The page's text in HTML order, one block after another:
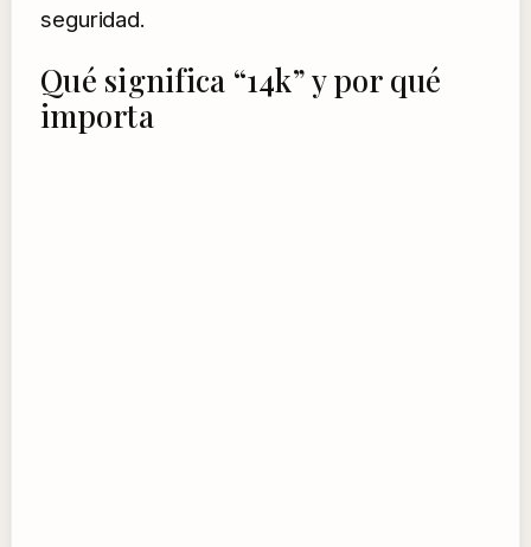
seguridad.
Qué significa “14k” y por qué
importa